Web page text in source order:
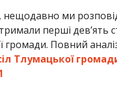
нещодавно ми
перші девʼять
громади. Повний
Тлумацької